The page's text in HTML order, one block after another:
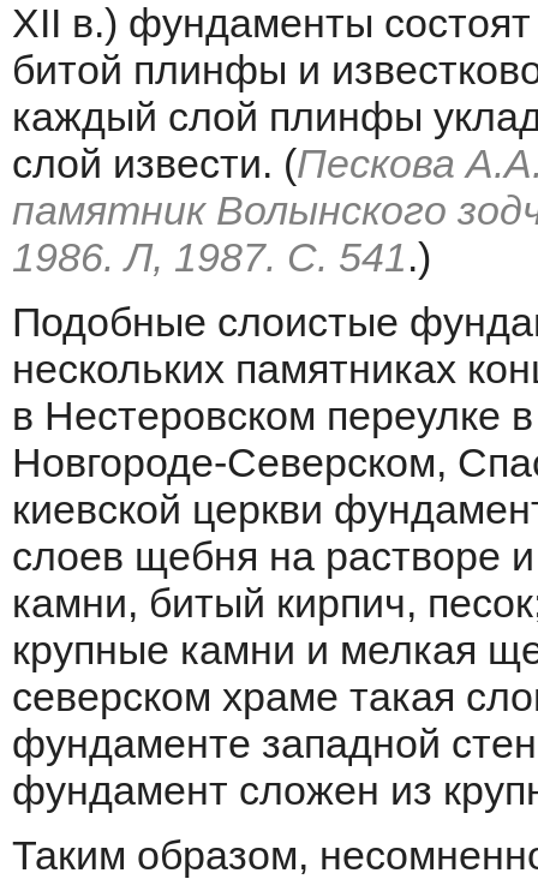
XII в.) фундаменты
битой плинфы и
каждый слой плинфы
слой извести. (Пескова
памятник Волынского
1986. Л, 1987. С. 541.)
Подобные слоистые
нескольких памятниках
в Нестеровском переулке
Новгороде-Северском,
киевской церкви
слоев щебня на растворе
камни, битый кирпич,
крупные камни и мелкая
северском храме такая
фундаменте западной
фундамент сложен из
Таким образом,